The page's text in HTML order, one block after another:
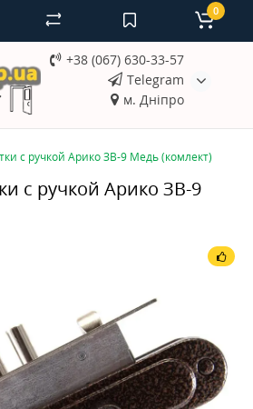
+38 (067) 630-33-57
Telegram
м. Дніпро
0
с ручкой Арико ЗВ-9 Медь (комлект)
с ручкой Арико ЗВ-9